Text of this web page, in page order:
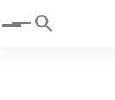
Menu